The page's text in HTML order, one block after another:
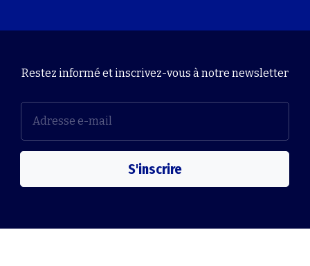
Restez informé et inscrivez-vous à notre newsletter
S'inscrire